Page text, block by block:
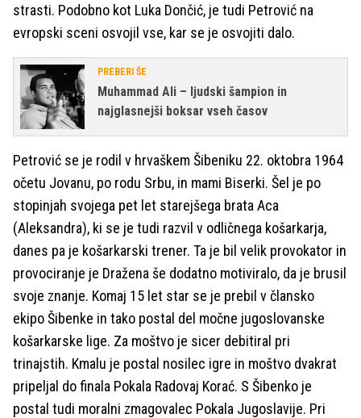
strasti. Podobno kot Luka Dončić, je tudi Petrović na
evropski sceni osvojil vse, kar se je osvojiti dalo.
PREBERI ŠE
Muhammad Ali – ljudski šampion in
najglasnejši boksar vseh časov
Petrović se je rodil v hrvaškem Šibeniku 22. oktobra 1964
očetu Jovanu, po rodu Srbu, in mami Biserki. Šel je po
stopinjah svojega pet let starejšega brata Aca
(Aleksandra), ki se je tudi razvil v odličnega košarkarja,
danes pa je košarkarski trener. Ta je bil velik provokator in
provociranje je Dražena še dodatno motiviralo, da je brusil
svoje znanje. Komaj 15 let star se je prebil v člansko
ekipo Šibenke in tako postal del močne jugoslovanske
košarkarske lige. Za moštvo je sicer debitiral pri
trinajstih. Kmalu je postal nosilec igre in moštvo dvakrat
pripeljal do finala Pokala Radovaj Korać. S Šibenko je
postal tudi moralni zmagovalec Pokala Jugoslavije. Pri